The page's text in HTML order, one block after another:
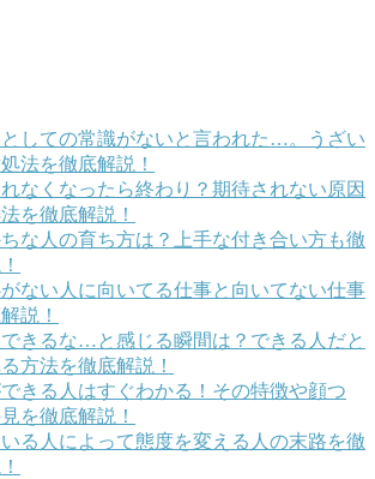
しての常識がないと言われた…。うざい
法を徹底解説！
なくなったら終わり？期待されない原因
を徹底解説！
な人の育ち方は？上手な付き合い方も徹
ない人に向いてる仕事と向いてない仕事
説！
きるな…と感じる瞬間は？できる人だと
方法を徹底解説！
きる人はすぐわかる！その特徴や顔つ
を徹底解説！
る人によって態度を変える人の末路を徹